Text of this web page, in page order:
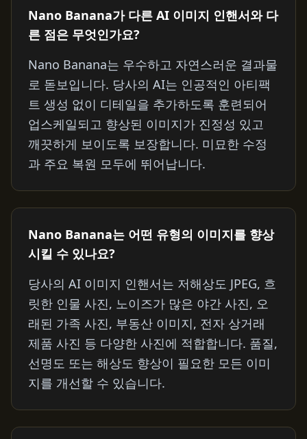
Nano Banana가 다른 AI 이미지 인핸서와 다
른 점은 무엇인가요?
Nano Banana는 우수하고 자연스러운 결과물
로 돋보입니다. 당사의 AI는 인공적인 아티팩
트 생성 없이 디테일을 추가하도록 훈련되어
업스케일되고 향상된 이미지가 진정성 있고
깨끗하게 보이도록 보장합니다. 미묘한 수정
과 주요 복원 모두에 뛰어납니다.
Nano Banana는 어떤 유형의 이미지를 향상
시킬 수 있나요?
당사의 AI 이미지 인핸서는 저해상도 JPEG, 흐
릿한 인물 사진, 노이즈가 많은 야간 사진, 오
래된 가족 사진, 부동산 이미지, 전자 상거래
제품 사진 등 다양한 사진에 적합합니다. 품질,
선명도 또는 해상도 향상이 필요한 모든 이미
지를 개선할 수 있습니다.